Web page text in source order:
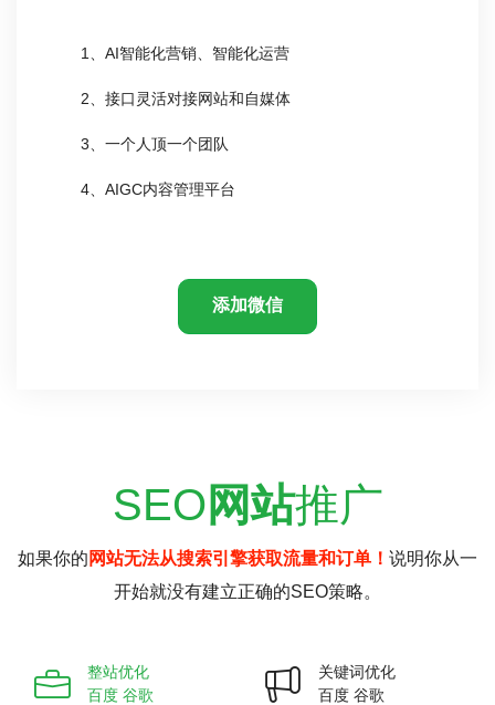
1、AI智能化营销、智能化运营
2、接口灵活对接网站和自媒体
3、一个人顶一个团队
4、AIGC内容管理平台
添加微信
SEO 网站推广
如果你的 网站无法从搜索引擎获取流量和订单！ 说明你从一
开始就没有建立正确的SEO策略。
整站优化
百度 谷歌
关键词优化
百度 谷歌